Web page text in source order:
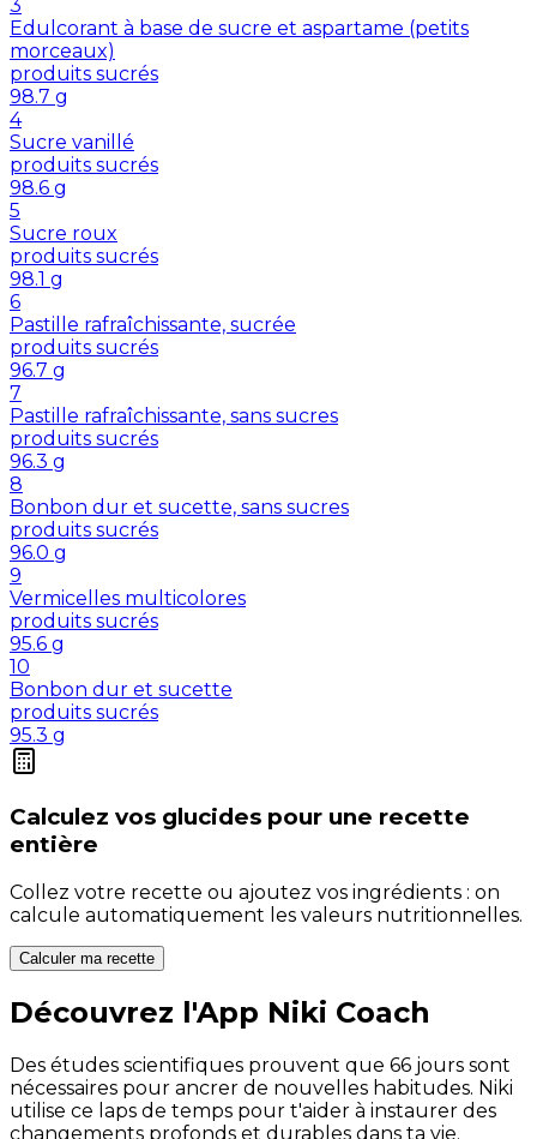
3
Edulcorant à base de sucre et aspartame (petits
morceaux)
produits sucrés
98.7 g
4
Sucre vanillé
produits sucrés
98.6 g
5
Sucre roux
produits sucrés
98.1 g
6
Pastille rafraîchissante, sucrée
produits sucrés
96.7 g
7
Pastille rafraîchissante, sans sucres
produits sucrés
96.3 g
8
Bonbon dur et sucette, sans sucres
produits sucrés
96.0 g
9
Vermicelles multicolores
produits sucrés
95.6 g
10
Bonbon dur et sucette
produits sucrés
95.3 g
Calculez vos glucides pour une recette
entière
Collez votre recette ou ajoutez vos ingrédients : on
calcule automatiquement les valeurs nutritionnelles.
Calculer ma recette
Découvrez l'App Niki Coach
Des études scientifiques prouvent que 66 jours sont
nécessaires pour ancrer de nouvelles habitudes. Niki
utilise ce laps de temps pour t'aider à instaurer des
changements profonds et durables dans ta vie.